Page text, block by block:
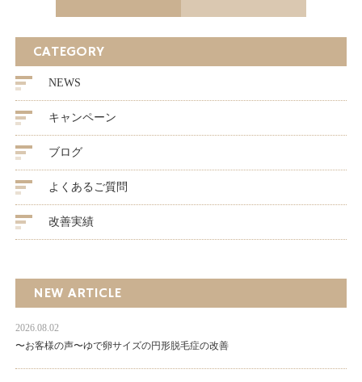
CATEGORY
NEWS
キャンペーン
ブログ
よくあるご質問
改善実績
NEW ARTICLE
2026.08.02
〜お客様の声〜ゆで卵サイズの円形脱毛症の改善